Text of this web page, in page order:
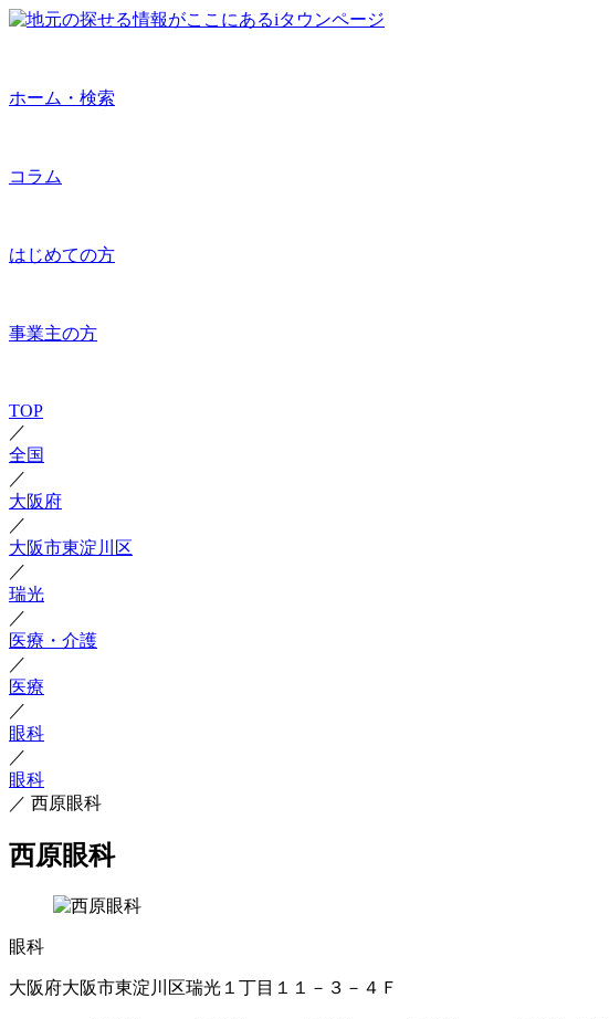
ホーム・検索
コラム
はじめての方
事業主の方
TOP
／
全国
／
大阪府
／
大阪市東淀川区
／
瑞光
／
医療・介護
／
医療
／
眼科
／
眼科
／ 西原眼科
西原眼科
眼科
大阪府大阪市東淀川区瑞光１丁目１１－３－４Ｆ